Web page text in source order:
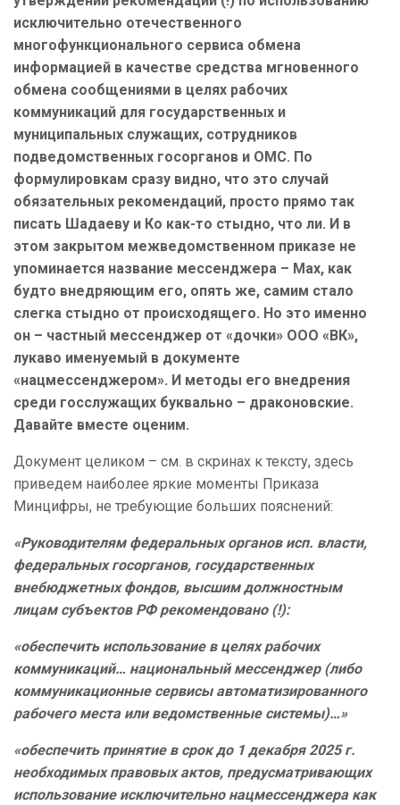
исключительно отечественного
многофункционального сервиса обмена
информацией в качестве средства мгновенного
обмена сообщениями в целях рабочих
коммуникаций для государственных и
муниципальных служащих, сотрудников
подведомственных госорганов и ОМС. По
формулировкам сразу видно, что это случай
обязательных рекомендаций, просто прямо так
писать Шадаеву и Ко как-то стыдно, что ли. И в
этом закрытом межведомственном приказе не
упоминается название мессенджера – Max, как
будто внедряющим его, опять же, самим стало
слегка стыдно от происходящего. Но это именно
он – частный мессенджер от «дочки» ООО «ВК»,
лукаво именуемый в документе
«нацмессенджером». И методы его внедрения
среди госслужащих буквально – драконовские.
Давайте вместе оценим.
Документ целиком – см. в скринах к тексту, здесь
приведем наиболее яркие моменты Приказа
Минцифры, не требующие больших пояснений:
«Руководителям федеральных органов исп. власти,
федеральных госорганов, государственных
внебюджетных фондов, высшим должностным
лицам субъектов РФ рекомендовано (!):
«обеспечить использование в целях рабочих
коммуникаций… национальный мессенджер (либо
коммуникационные сервисы автоматизированного
рабочего места или ведомственные системы)…»
«обеспечить принятие в срок до 1 декабря 2025 г.
необходимых правовых актов, предусматривающих
использование исключительно нацмессенджера как